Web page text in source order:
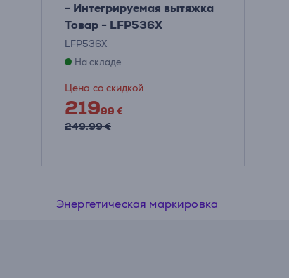
- Интегрируемая вытяжка
Товар - LFP536X
LFP536X
На складе
Цена со скидкой
21999 €
249.99 €
Энергетическая маркировка